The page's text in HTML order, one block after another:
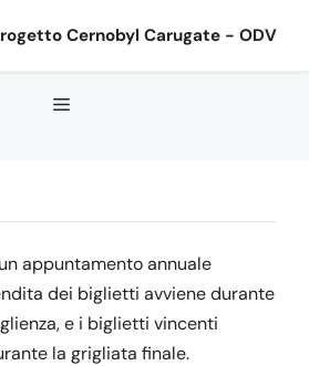
Cernobyl Carugate - ODV
appuntamento annuale
dei biglietti avviene durante
e i biglietti vincenti
la grigliata finale.